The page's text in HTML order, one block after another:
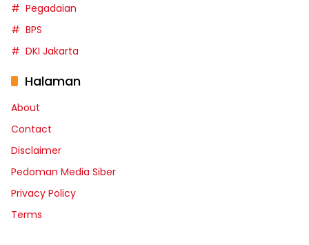
Pegadaian
BPS
DKI Jakarta
Halaman
About
Contact
Disclaimer
Pedoman Media Siber
Privacy Policy
Terms